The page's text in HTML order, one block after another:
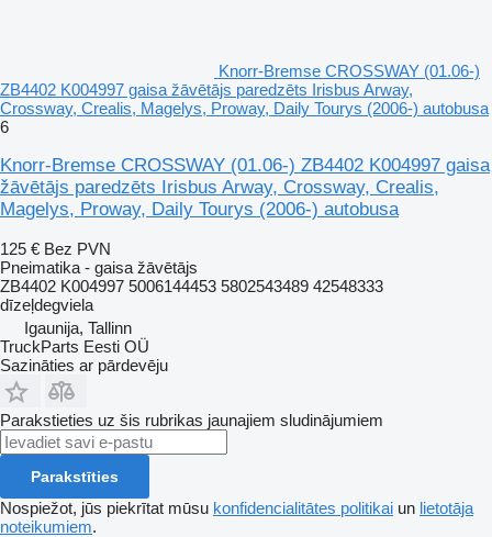
Knorr-Bremse CROSSWAY (01.06-)
ZB4402 K004997 gaisa žāvētājs paredzēts Irisbus Arway,
Crossway, Crealis, Magelys, Proway, Daily Tourys (2006-) autobusa
6
Knorr-Bremse CROSSWAY (01.06-) ZB4402 K004997 gaisa
žāvētājs paredzēts Irisbus Arway, Crossway, Crealis,
Magelys, Proway, Daily Tourys (2006-) autobusa
125 € Bez PVN
Pneimatika - gaisa žāvētājs
ZB4402 K004997 5006144453 5802543489 42548333
dīzeļdegviela
Igaunija, Tallinn
TruckParts Eesti OÜ
Sazināties ar pārdevēju
Parakstieties uz šis rubrikas jaunajiem sludinājumiem
Parakstīties
Nospiežot, jūs piekrītat mūsu konfidencialitātes politikai un lietotāja
noteikumiem.